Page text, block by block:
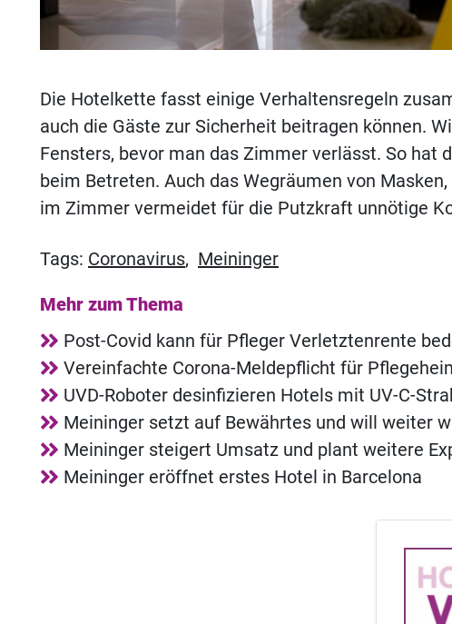
Die Hotelkette fasst einige Verhaltensregeln
auch die Gäste zur Sicherheit beitragen können.
Fensters, bevor man das Zimmer verlässt. So hat
beim Betreten. Auch das Wegräumen von
im Zimmer vermeidet für die Putzkraft unnötige
Tags: Coronavirus, Meininger
Mehr zum Thema
Post-Covid kann für Pfleger Verletztenrente
Vereinfachte Corona-Meldepflicht für
UVD-Roboter desinfizieren Hotels mit UV-C-
Meininger setzt auf Bewährtes und will weiter
Meininger steigert Umsatz und plant weitere
Meininger eröffnet erstes Hotel in Barcelona